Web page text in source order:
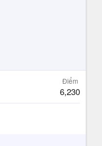
Điểm
6,230